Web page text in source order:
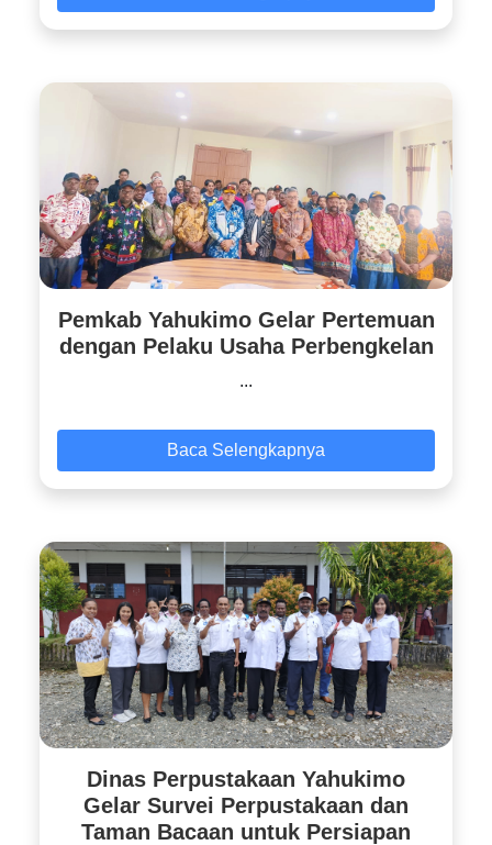
Pemkab Yahukimo Gelar Pertemuan
dengan Pelaku Usaha Perbengkelan
...
Baca Selengkapnya
Dinas Perpustakaan Yahukimo
Gelar Survei Perpustakaan dan
Taman Bacaan untuk Persiapan